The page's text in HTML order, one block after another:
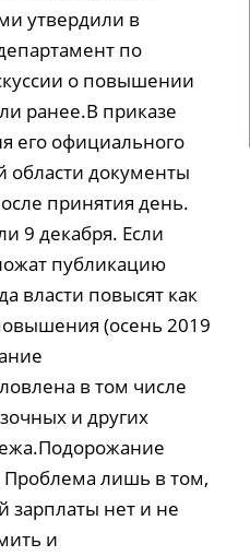
утвердили в
по
о повышении
ранее.В приказе
его официального
области документы
принятия день.
9 декабря. Если
публикацию
власти повысят как
(осень 2019
в том числе
и других
Проблема лишь в том,
зарплаты нет и не
и